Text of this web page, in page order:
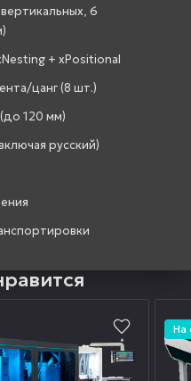
6
+ xPositional
цанг (8 шт.)
120 мм)
русский)
На